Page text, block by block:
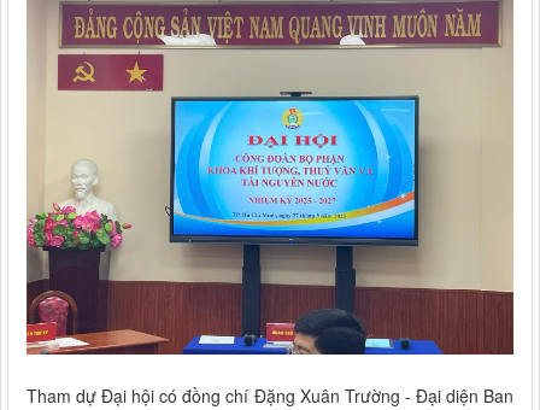
Tham dự Đại hội có đồng chí Đặng Xuân Trường - Đại diện Ban